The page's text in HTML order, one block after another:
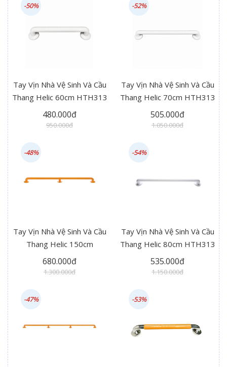
Tay Vịn Nhà Vệ Sinh Và Cầu
Thang Helic 60cm HTH313
480.000đ
950.000đ
-50%
Tay Vịn Nhà Vệ Sinh Và Cầu
Thang Helic 70cm HTH313
505.000đ
1.050.000đ
-52%
Tay Vịn Nhà Vệ Sinh Và Cầu
Thang Helic 150cm
HTH312 Plus
680.000đ
1.300.000đ
-48%
Tay Vịn Nhà Vệ Sinh Và Cầu
Thang Helic 80cm HTH313
535.000đ
1.150.000đ
-54%
-47% -53%